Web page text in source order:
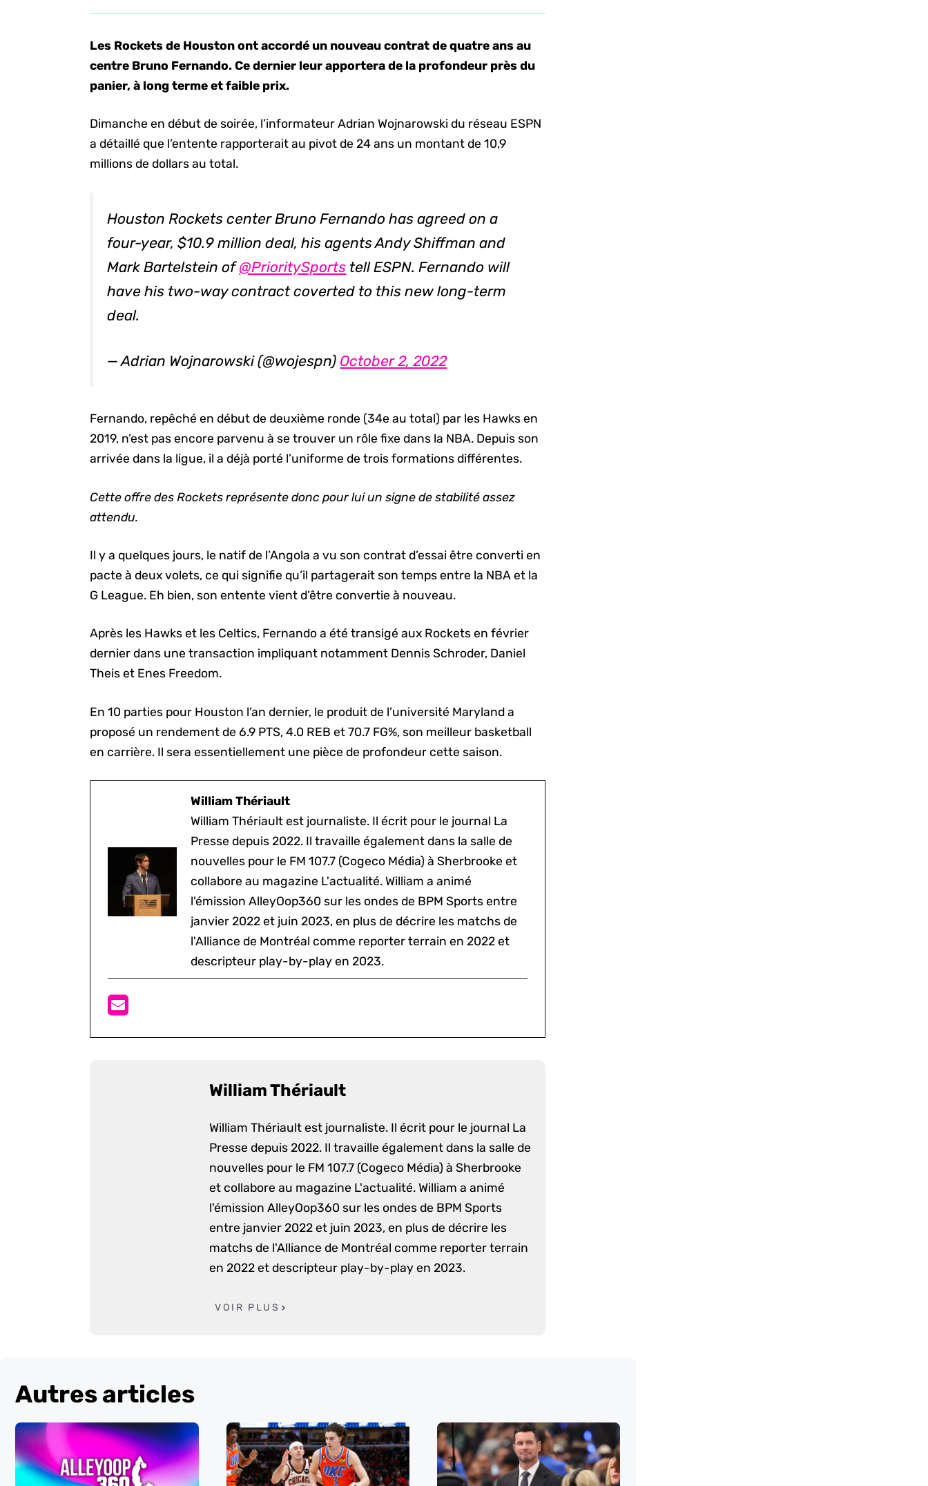
Les Rockets de Houston ont accordé un nouveau contrat de quatre ans au
centre Bruno Fernando. Ce dernier leur apportera de la profondeur près du
panier, à long terme et faible prix.
Dimanche en début de soirée, l’informateur Adrian Wojnarowski du réseau ESPN
a détaillé que l’entente rapporterait au pivot de 24 ans un montant de 10,9
millions de dollars au total.
Houston Rockets center Bruno Fernando has agreed on a
four-year, $10.9 million deal, his agents Andy Shiffman and
Mark Bartelstein of@PrioritySports tell ESPN. Fernando will
have his two-way contract coverted to this new long-term
deal.
— Adrian Wojnarowski (@wojespn) October 2, 2022
Fernando, repêché en début de deuxième ronde (34e au total) par les Hawks en
2019, n’est pas encore parvenu à se trouver un rôle fixe dans la NBA. Depuis son
arrivée dans la ligue, il a déjà porté l’uniforme de trois formations différentes.
Cette offre des Rockets représente donc pour lui un signe de stabilité assez
attendu.
Il y a quelques jours, le natif de l’Angola a vu son contrat d’essai être converti en
pacte à deux volets, ce qui signifie qu’il partagerait son temps entre la NBA et la
G League. Eh bien, son entente vient d’être convertie à nouveau.
Après les Hawks et les Celtics, Fernando a été transigé aux Rockets en février
dernier dans une transaction impliquant notamment Dennis Schroder, Daniel
Theis et Enes Freedom.
En 10 parties pour Houston l’an dernier, le produit de l’université Maryland a
proposé un rendement de 6.9 PTS, 4.0 REB et 70.7 FG%, son meilleur basketball
en carrière. Il sera essentiellement une pièce de profondeur cette saison.
William Thériault
William Thériault est journaliste. Il écrit pour le journal La
Presse depuis 2022. Il travaille également dans la salle de
nouvelles pour le FM 107.7 (Cogeco Média) à Sherbrooke et
collabore au magazine L'actualité. William a animé
l'émission AlleyOop360 sur les ondes de BPM Sports entre
janvier 2022 et juin 2023, en plus de décrire les matchs de
l'Alliance de Montréal comme reporter terrain en 2022 et
descripteur play-by-play en 2023.
William Thériault
William Thériault est journaliste. Il écrit pour le journal La
Presse depuis 2022. Il travaille également dans la salle de
nouvelles pour le FM 107.7 (Cogeco Média) à Sherbrooke
et collabore au magazine L'actualité. William a animé
l'émission AlleyOop360 sur les ondes de BPM Sports
entre janvier 2022 et juin 2023, en plus de décrire les
matchs de l'Alliance de Montréal comme reporter terrain
en 2022 et descripteur play-by-play en 2023.
VOIR PLUS
Autres articles